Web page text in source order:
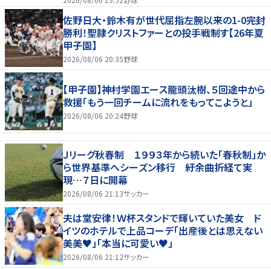
佐野日大・鈴木有が世代屈指左腕以来の1-0完封
勝利！聖隷クリストファーとの投手戦制す【26年夏
甲子園】
2026/08/06 20:35野球
【甲子園】神村学園エース龍頭汰樹、５回途中から
救援「もう一回チームに流れをもってこようと」
2026/08/06 20:24野球
Ｊリーグ秋春制 １９９３年から続いた「春秋制」か
ら世界基準へシーズン移行 紆余曲折経て実
現…７日に開幕
2026/08/06 21:13サッカー
夫は堂安律！Ｗ杯スタンドで輝いていた美女 ド
イツのホテルで上品コーデ「出産後とは思えない
美美♥」「本当に可愛い♥」
2026/08/06 21:12サッカー